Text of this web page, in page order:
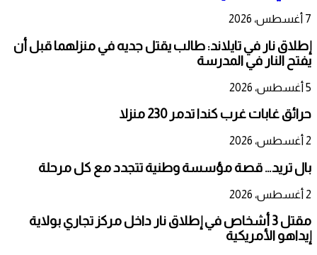
7 أغسطس، 2026
إطلاق نار في تايلاند: طالب يقتل جديه في منزلهما قبل أن
يفتح النار في المدرسة
5 أغسطس، 2026
حرائق غابات غرب كندا تدمر 230 منزلا
2 أغسطس، 2026
بال تريد… قصة مؤسسة وطنية تتجدد مع كل مرحلة
2 أغسطس، 2026
مقتل 3 أشخاص في إطلاق نار داخل مركز تجاري بولاية
إيداهو الأمريكية